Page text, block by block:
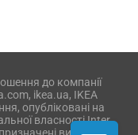
до компанії
ikea.ua, IKEA
опубліковані на
власності Inter